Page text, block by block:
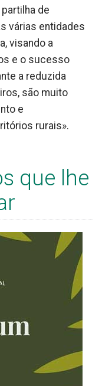
de
várias entidades
visando a
e o sucesso
a reduzida
são muito
e
rurais».
que lhe